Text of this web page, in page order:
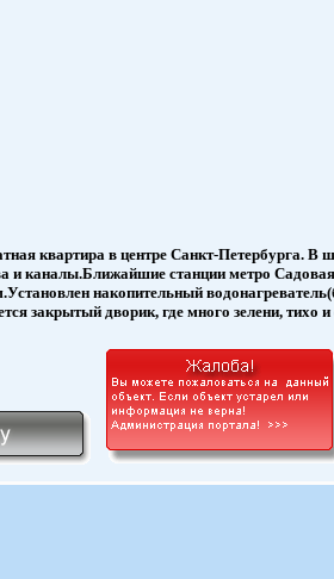
квартира в центре Санкт-Петербурга. В
и каналы.Ближайшие станции метро
накопительный
закрытый дворик, где много зелени, тихо